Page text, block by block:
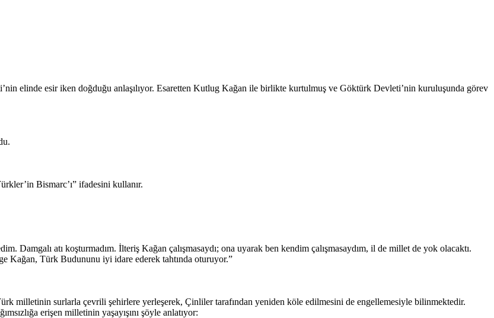
elinde esir iken doğduğu anlaşılıyor. Esaretten Kutlug Kağan ile birlikte kurtulmuş ve Göktürk Devleti’nin kuruluşunda görev
Bismarc’ı” ifadesini kullanır.
Damgalı atı koşturmadım. İlteriş Kağan çalışmasaydı; ona uyarak ben kendim çalışmasaydım, il de millet de yok olacaktı.
Kağan, Türk Budununu iyi idare ederek tahtında oturuyor.”
milletinin surlarla çevrili şehirlere yerleşerek, Çinliler tarafından yeniden köle edilmesini de engellemesiyle bilinmektedir.
erişen milletinin yaşayışını şöyle anlatıyor: